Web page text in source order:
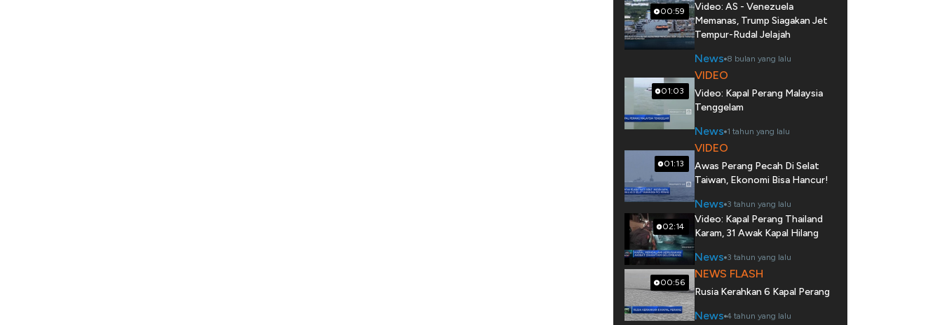
00:59
Video: AS - Venezuela
Memanas, Trump Siagakan Jet
Tempur-Rudal Jelajah
News 8 bulan yang lalu
01:03
VIDEO
Video: Kapal Perang Malaysia
Tenggelam
News 1 tahun yang lalu
01:13
VIDEO
Awas Perang Pecah Di Selat
Taiwan, Ekonomi Bisa Hancur!
News 3 tahun yang lalu
02:14
Video: Kapal Perang Thailand
Karam, 31 Awak Kapal Hilang
News 3 tahun yang lalu
00:56
NEWS FLASH
Rusia Kerahkan 6 Kapal Perang
News 4 tahun yang lalu